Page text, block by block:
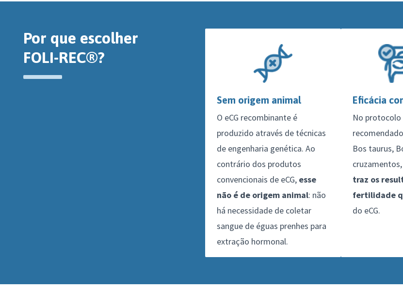
Por que escolher
FOLI-REC®?
Sem origem animal
O eCG recombinante é
produzido através de técnicas
de engenharia genética. Ao
contrário dos produtos
convencionais de eCG, esse
não é de origem animal: não
há necessidade de coletar
sangue de éguas prenhes para
extração hormonal.
Eficácia
No protocolo
Bos taurus,
cruzamentos,
traz os
fertilidade
do eCG.